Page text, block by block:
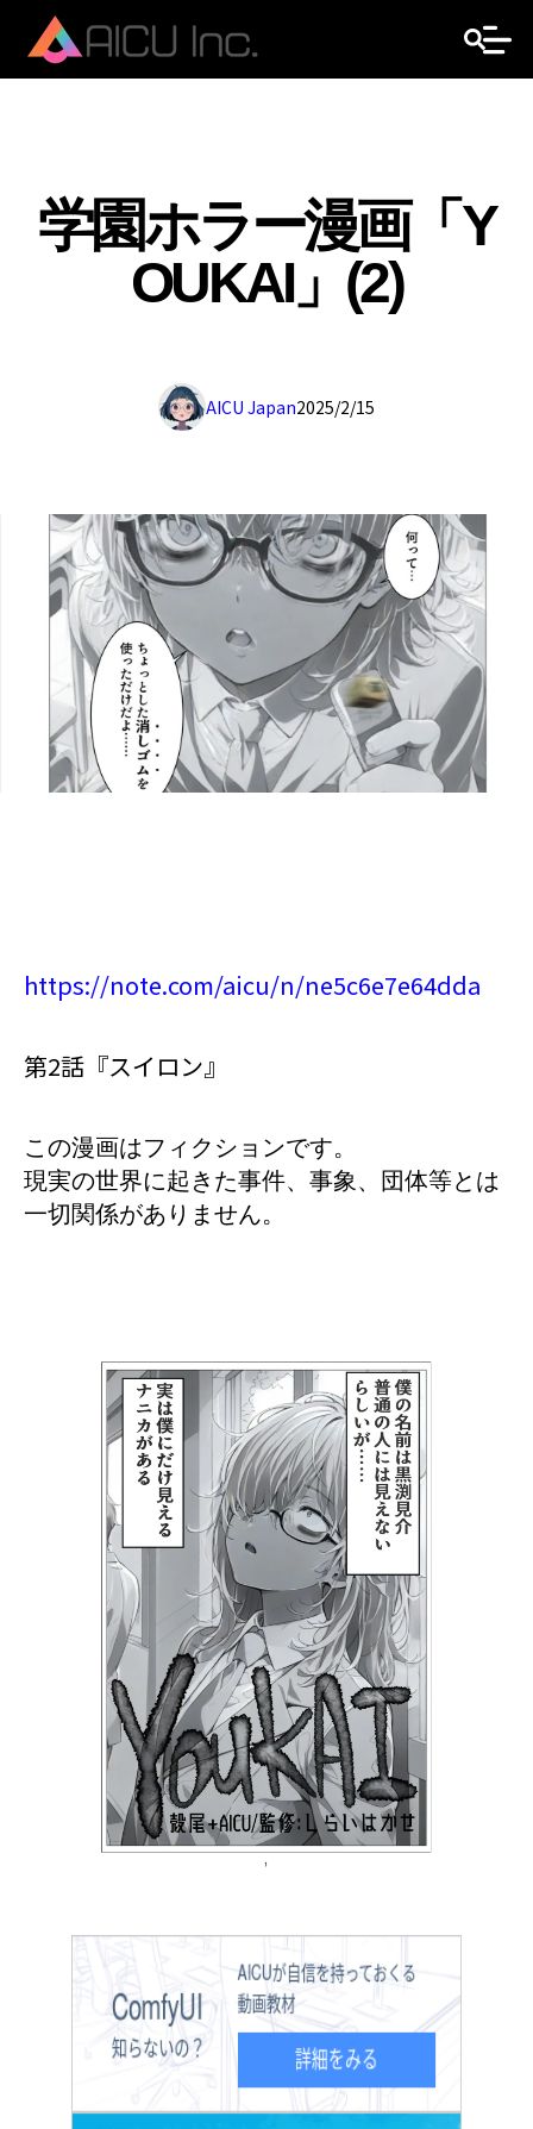
学園ホラー漫画「Y
OUKAI」(2)
2025/2/15
AICU Japan
https://note.com/aicu/n/ne5c6e7e64dda
第2話『スイロン』
この漫画はフィクションです。
現実の世界に起きた事件、事象、団体等とは
一切関係がありません。